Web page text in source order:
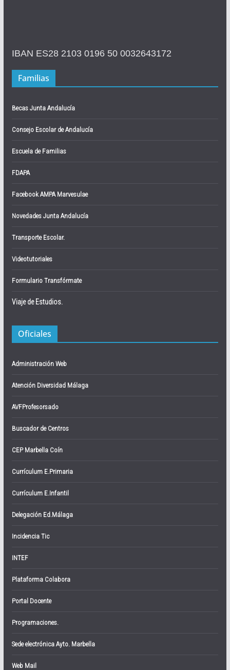
IBAN ES28 2103 0196 50 0032643172
Familias
Becas Junta Andalucía
Consejo Escolar de Andalucía
Escuela de Familias
FDAPA
Facebook AMPA Marvesulae
Novedades Junta Andalucía
Transporte Escolar.
Videotutoriales
Formulario Transfórmate
Viaje de Estudios.
Oficiales
Administración Web
Atención Diversidad Málaga
AVFProfesorsado
Buscador de Centros
CEP Marbella Coín
Currículum E.Primaria
Currículum E.Infantil
Delegación Ed.Málaga
Incidencia Tic
INTEF
Plataforma Colabora
Portal Docente
Programaciones.
Sede electrónica Ayto. Marbella
Web Mail